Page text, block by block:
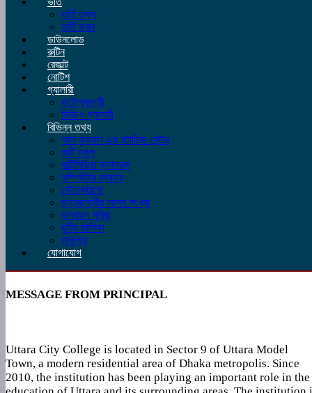
ভর্তি তথ্য
ভর্তি ফরম
ডাউনলোড
রুটিন
রেজাল্ট
নোটিশ
গ্যালারী
ফটোগ্যালারী
ভিডিও গ্যালারী
বিভিন্ন তথ্য
আল কুরআন এন্ড স্টাডিজ সেন্টার
আর্ট স্কুল
মাল্টিমিডিয়া ক্লাসরুম
কম্পিউটার ব্যবহার
ভৌতকাঠমো
ছাত্রছাত্রীর আসন সংখ্যা
যানবাহন সুবিধা
ছুটির তালিকা
সার্কুলার
যোগাযোগ
MESSAGE FROM PRINCIPAL
Uttara City College is located in Sector 9 of Uttara Model
Town, a modern residential area of Dhaka metropolis. Since
2010, the institution has been playing an important role in the